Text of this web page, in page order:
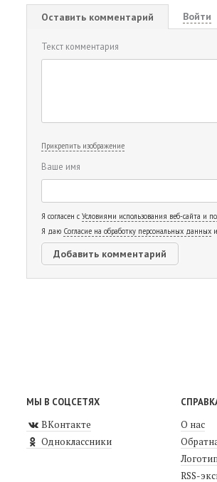
Оставить комментарий Войти
Текст комментария
Прикрепить изображение
Ваше имя
Я согласен с Условиями использования веб-сайта и
Я даю Согласие на обработку персональных данных
МЫ В СОЦСЕТЯХ
ВКонтакте
Одноклассники
О нас
RSS-